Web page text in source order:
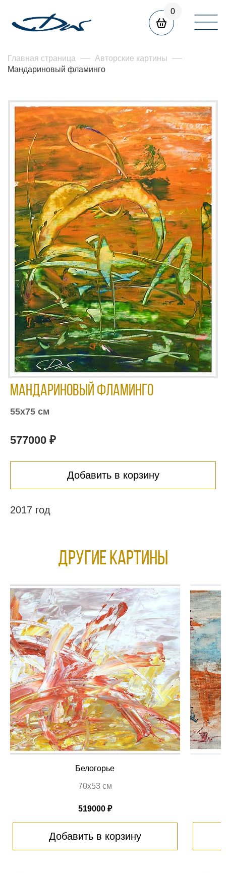
0
Главная страница
Авторские картины
Мандариновый фламинго
Мандариновый фламинго
55х75 см
577000 ₽
Добавить в корзину
2017 год
Другие КАРТИНЫ
Белогорье
70х53 см
519000 ₽
Добавить в корзину